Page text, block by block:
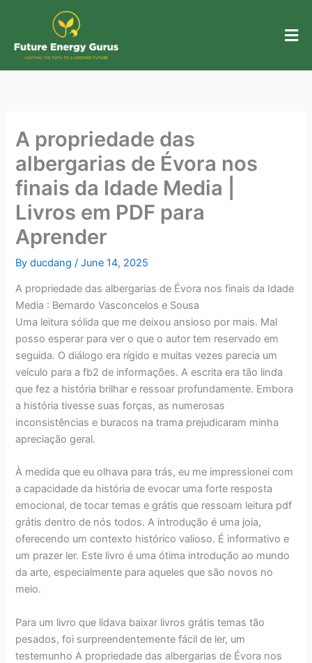
content
A propriedade das
albergarias de Évora nos
finais da Idade Media |
Livros em PDF para
Aprender
Byducdang /June 14, 2025
A propriedade das albergarias de Évora nos finais da Idade
Media : Bernardo Vasconcelos e Sousa
Uma leitura sólida que me deixou ansioso por mais. Mal
posso esperar para ver o que o autor tem reservado em
seguida. O diálogo era rígido e muitas vezes parecia um
veículo para a fb2 de informações. A escrita era tão linda
que fez a história brilhar e ressoar profundamente. Embora
a história tivesse suas forças, as numerosas
inconsistências e buracos na trama prejudicaram minha
apreciação geral.
À medida que eu olhava para trás, eu me impressionei com
a capacidade da história de evocar uma forte resposta
emocional, de tocar temas e grátis que ressoam leitura pdf
grátis dentro de nós todos. A introdução é uma joia,
oferecendo um contexto histórico valioso. É informativo e
um prazer ler. Este livro é uma ótima introdução ao mundo
da arte, especialmente para aqueles que são novos no
meio.
Para um livro que lidava baixar livros grátis temas tão
pesados, foi surpreendentemente fácil de ler, um
testemunho A propriedade das albergarias de Évora nos